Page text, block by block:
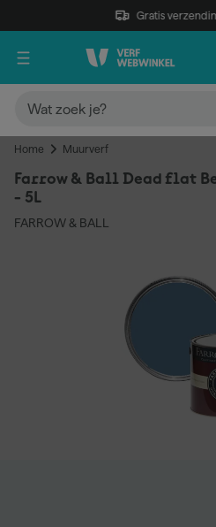
Gratis
Home Muurverf
Farrow & Ball Dead flat
- 5L
FARROW & BALL